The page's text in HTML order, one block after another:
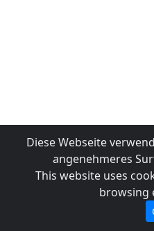
Diese Webseite
angenehmeres
This website uses
browsing